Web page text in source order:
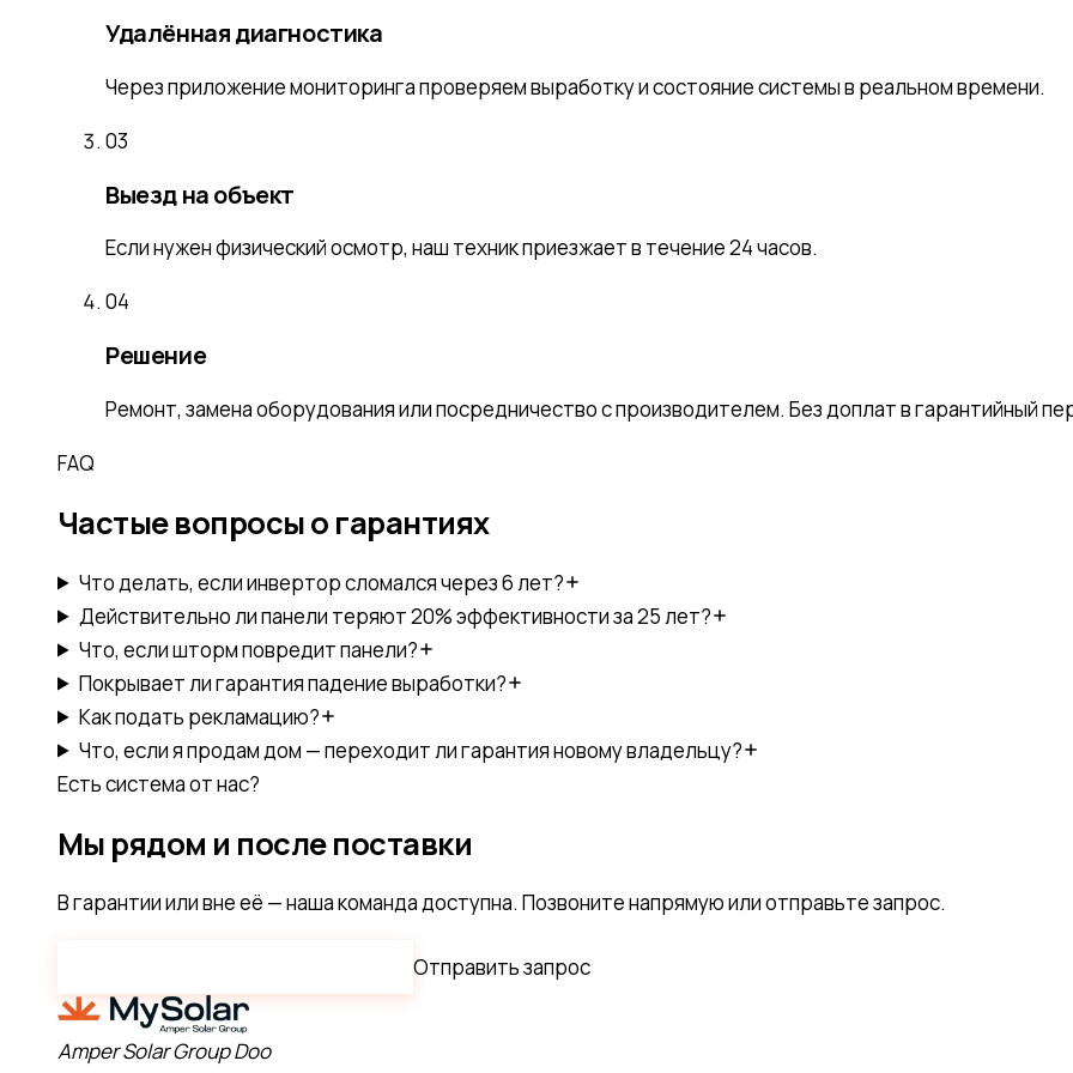
Удалённая диагностика
Через приложение мониторинга проверяем выработку и состояние системы в реальном времени.
03
Выезд на объект
Если нужен физический осмотр, наш техник приезжает в течение 24 часов.
04
Решение
Ремонт, замена оборудования или посредничество с производителем. Без доплат в гарантийный
FAQ
Частые вопросы о гарантиях
Что делать, если инвертор сломался через 6 лет?
Действительно ли панели теряют 20% эффективности за 25 лет?
Что, если шторм повредит панели?
Покрывает ли гарантия падение выработки?
Как подать рекламацию?
Что, если я продам дом — переходит ли гарантия новому владельцу?
Есть система от нас?
Мы рядом и после поставки
В гарантии или вне её — наша команда доступна. Позвоните напрямую или отправьте запрос.
Отправить запрос
Amper Solar Group Doo